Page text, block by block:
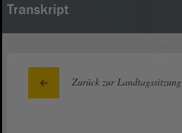
Transkript
Zurück zur Landtagssitzung